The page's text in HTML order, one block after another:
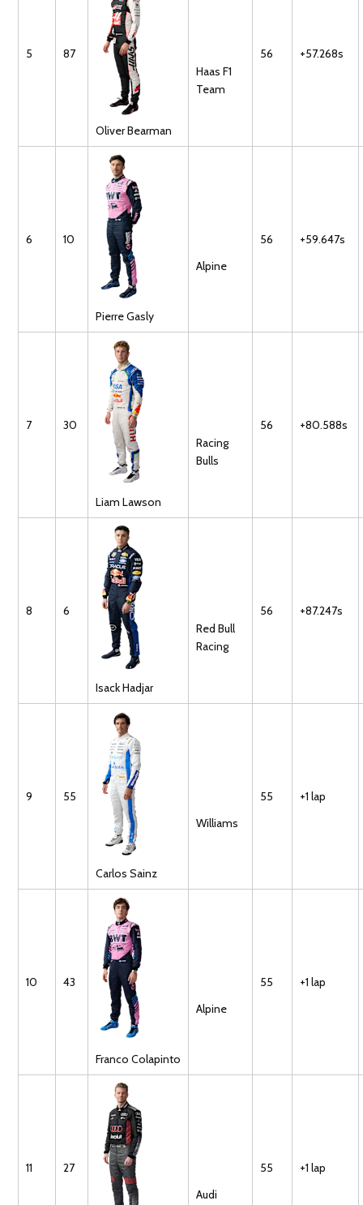
5 87
OliverBearman
Haas F1
Team
56 +57.268s
6 10
PierreGasly
Alpine
56 +59.647s
7 30
Liam Lawson
Racing
Bulls
56 +80.588s
8 6
IsackHadjar
Red Bull
Racing
56 +87.247s
9 55
Carlos Sainz
Williams
55 +1 lap
10 43
Franco Colapinto
Alpine
55 +1 lap
11
27
Audi
55 +1 lap